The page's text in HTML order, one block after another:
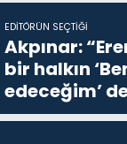
EDITÖRÜN SEÇTIĞI
Akpınar:
bir halkın
edeceğim’